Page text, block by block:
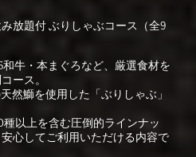
放題付 ぶりしゃぶコース（全9
牛・本まぐろなど、厳選食材を
ース。
然鰤を使用した「ぶりしゃぶ」
以上を含む圧倒的ラインナッ
心してご利用いただける内容で